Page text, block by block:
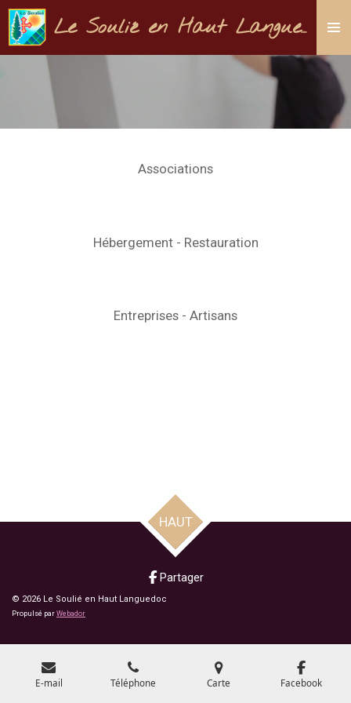
Passer
au
contenu
principal
Le Soulié en Haut Languedoc
Associations
Hébergement - Restauration
Entreprises - Artisans
HAUT
Partager
© 2026 Le Soulié en Haut Languedoc
Propulsé par Webador
E-mail Téléphone Carte Facebook